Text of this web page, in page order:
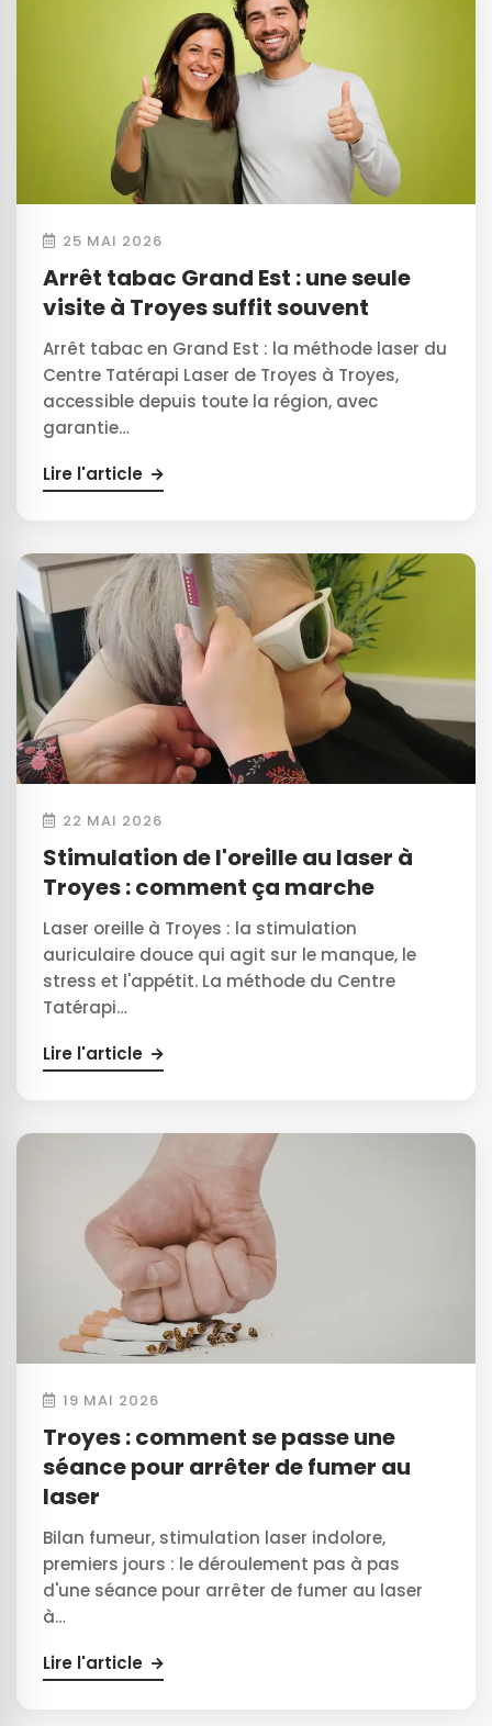
25 MAI 2026
Arrêt tabac Grand Est : une seule
visite à Troyes suffit souvent
Arrêt tabac en Grand Est : la méthode laser du
Centre Tatérapi Laser de Troyes à Troyes,
accessible depuis toute la région, avec
garantie…
Lire l'article
22 MAI 2026
Stimulation de l'oreille au laser à
Troyes : comment ça marche
Laser oreille à Troyes : la stimulation
auriculaire douce qui agit sur le manque, le
stress et l'appétit. La méthode du Centre
Tatérapi…
Lire l'article
19 MAI 2026
Troyes : comment se passe une
séance pour arrêter de fumer au
laser
Bilan fumeur, stimulation laser indolore,
premiers jours : le déroulement pas à pas
d'une séance pour arrêter de fumer au laser
à…
Lire l'article